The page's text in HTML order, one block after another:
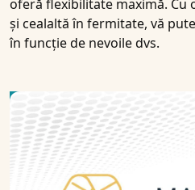
oferă flexibilitate maximă.
și cealaltă în fermitate, vă
în funcție de nevoile dvs.